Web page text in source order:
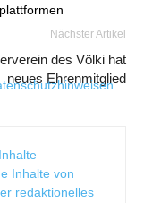
.
Nächster Artikel
des Völki hat
neues Ehrenmitglied
Inhalte von
redaktionelles